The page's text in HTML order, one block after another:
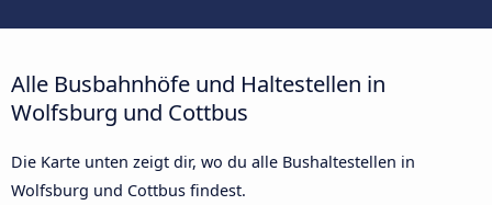
Alle Busbahnhöfe und Haltestellen in
Wolfsburg und Cottbus
Die Karte unten zeigt dir, wo du alle Bushaltestellen in
Wolfsburg und Cottbus findest.